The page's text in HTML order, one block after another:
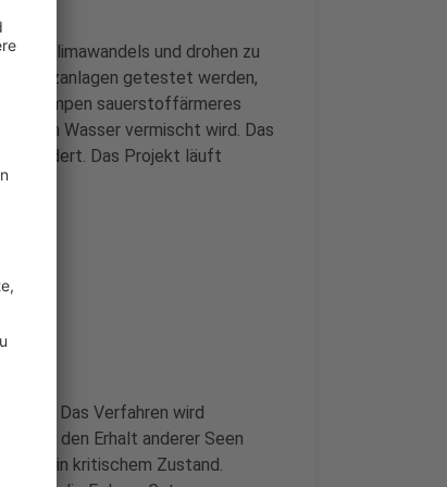
des Klimawandels und drohen zu
getestet werden,
pumpen sauerstoffärmeres
Wasser vermischt wird. Das
gefördert. Das Projekt läuft
Das Verfahren wird
für den Erhalt anderer Seen
in kritischem Zustand.